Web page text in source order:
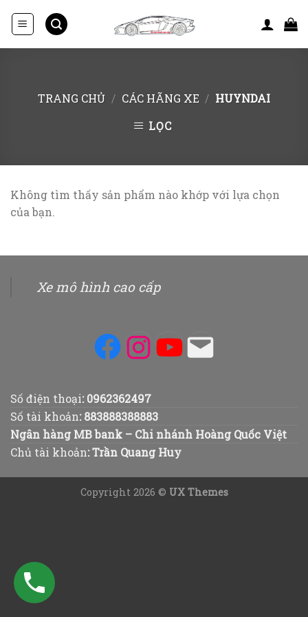
TRANG CHỦ / CÁC HÃNG XE / HUYNDAI
LỌC
Không tìm thấy sản phẩm nào khớp với lựa chọn
của bạn.
Xe mô hình cao cấp
Facebook
Instagram
YouTube
Số điện thoại:0962362497
Số tài khoản:883888388883
Ngân hàng MB bank – Chi nhánh Hoàng Quốc Việt
Chủ tài khoản: Trần Quang Huy
Copyright 2026 © UX Themes